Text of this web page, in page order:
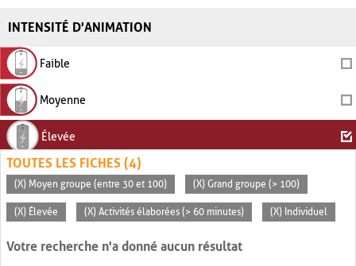
INTENSITÉ D'ANIMATION
Faible
Moyenne
Élevée
TOUTES LES FICHES (4)
(X) Moyen groupe (entre 30 et 100) (X) Grand groupe (> 100)
(X) Élevée (X) Activités élaborées (> 60 minutes) (X) Individuel
Votre recherche n'a donné aucun résultat